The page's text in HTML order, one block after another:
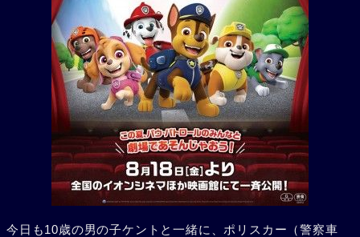
今日も10歳の男の子ケントと一緒に、ポリスカー（警察車